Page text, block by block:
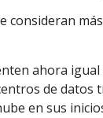
consideran
ahora
de datos
en sus